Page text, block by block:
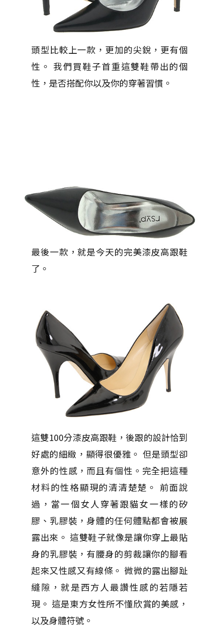
頭型比較上一款，更加的尖銳，更有個
性。 我們買鞋子首重這雙鞋帶出的個
性，是否搭配你以及你的穿著習慣。
最後一款，就是今天的完美漆皮高跟鞋
了。
這雙100分漆皮高跟鞋，後跟的設計恰到
好處的細緻，顯得很優雅。 但是頭型卻
意外的性感，而且有個性。完全把這種
材料的性格顯現的清清楚楚。 前面說
過，當一個女人穿著跟貓女一樣的矽
膠、乳膠裝，身體的任何體點都會被展
露出來。 這雙鞋子就像是讓你穿上最貼
身的乳膠裝，有腰身的剪裁讓你的腳看
起來又性感又有線條。 微微的露出腳趾
縫隙，就是西方人最讚性感的若隱若
現。 這是東方女性所不懂欣賞的美感，
以及身體符號。